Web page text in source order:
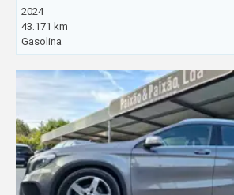
2024
43.171 km
Gasolina